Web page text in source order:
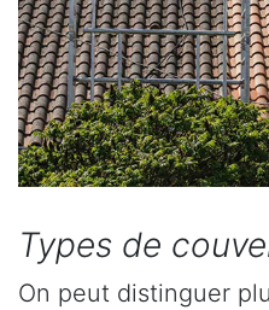
Types de
On peut distinguer